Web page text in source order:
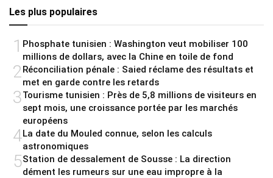
Les plus populaires
1 Phosphate tunisien : Washington veut mobiliser 100
millions de dollars, avec la Chine en toile de fond
2Réconciliation pénale : Saied réclame des résultats et
met en garde contre les retards
3Tourisme tunisien : Près de 5,8 millions de visiteurs en
sept mois, une croissance portée par les marchés
européens
4La date du Mouled connue, selon les calculs
astronomiques
5Station de dessalement de Sousse : La direction
dément les rumeurs sur une eau impropre à la